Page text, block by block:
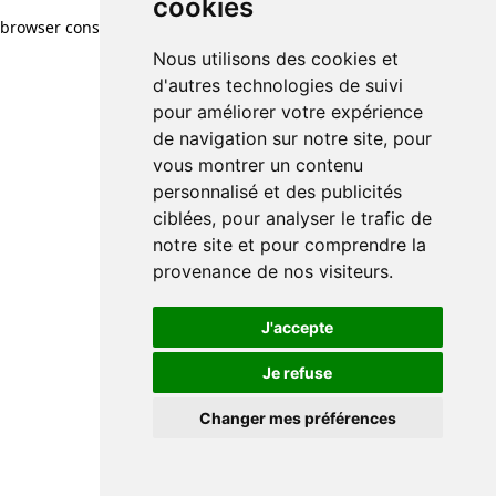
cookies
Nous utilisons des cookies et
d'autres technologies de suivi
pour améliorer votre expérience
de navigation sur notre site, pour
vous montrer un contenu
personnalisé et des publicités
ciblées, pour analyser le trafic de
notre site et pour comprendre la
provenance de nos visiteurs.
J'accepte
Je refuse
Changer mes préférences
browser console for more information)